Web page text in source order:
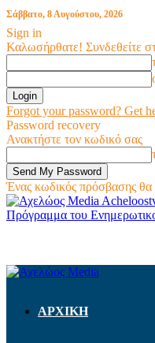
Σάββατο, 8 Αυγούστου, 2026
Sign in
Καλωσήρθατε! Συνδεθείτε
Forgot your password? Get
Password recovery
Ανακτήστε τον κωδικό σας
Ένας κωδικός πρόσβασης θα
Πρόγραμμα του
ΑΡΧΙΚΗ